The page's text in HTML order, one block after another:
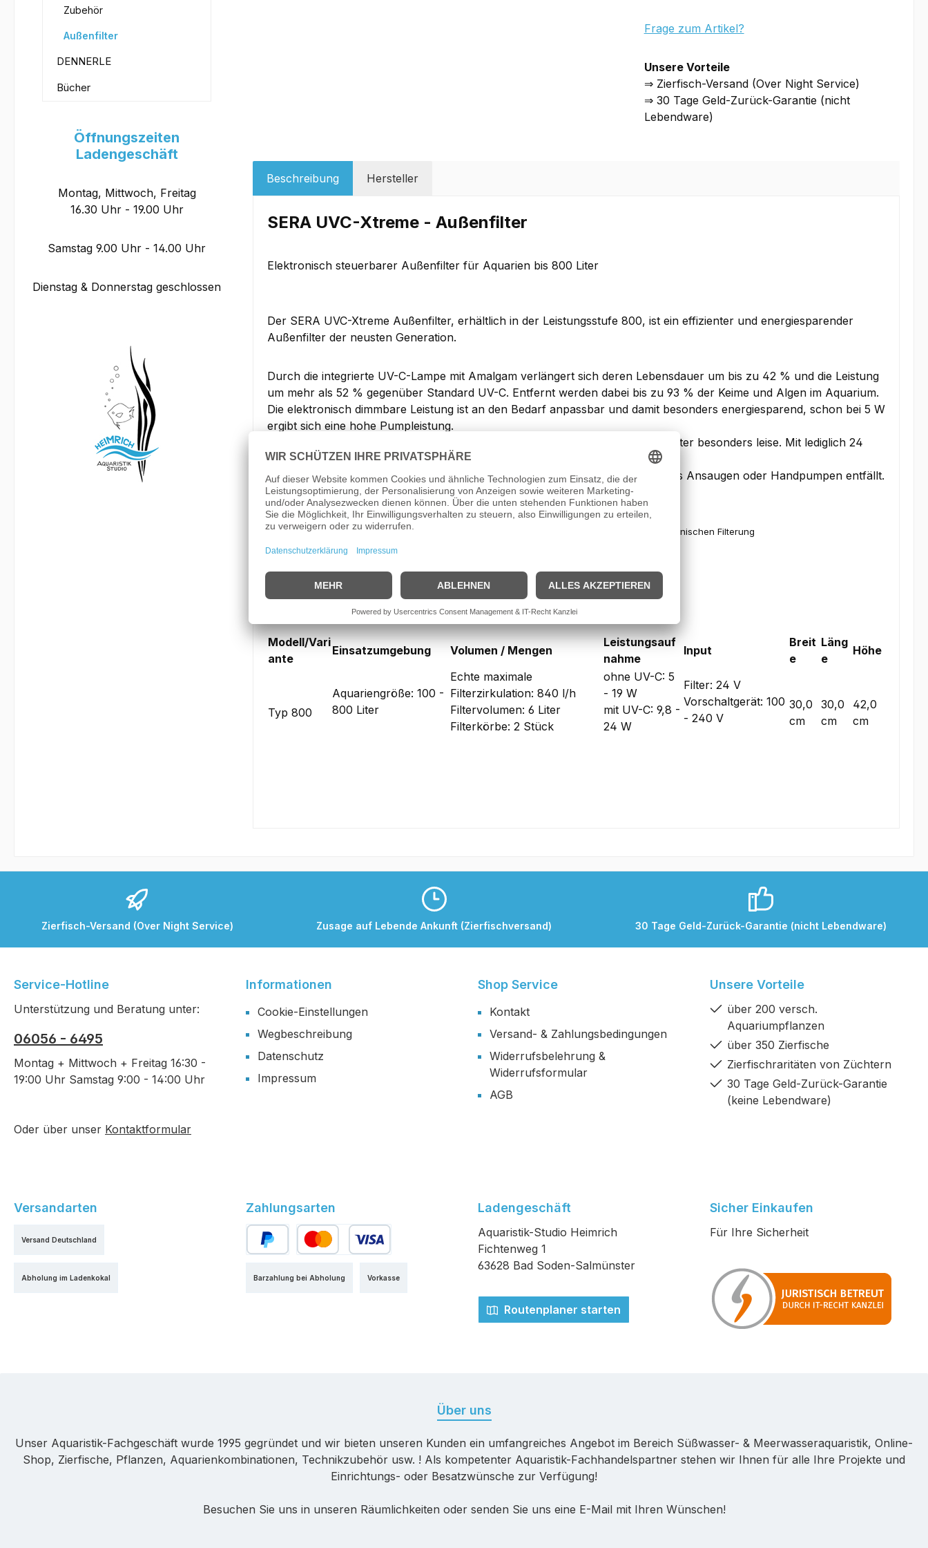
Zubehör
Außenfilter
DENNERLE
Bücher
Öffnungszeiten
Ladengeschäft
Montag, Mittwoch, Freitag
16.30 Uhr - 19.00 Uhr
Samstag 9.00 Uhr - 14.00 Uhr
Dienstag & Donnerstag geschlossen
Frage zum Artikel?
Unsere Vorteile
⇒ Zierfisch-Versand (Over Night Service)
⇒ 30 Tage Geld-Zurück-Garantie (nicht
Lebendware)
Beschreibung Hersteller
SERA UVC-Xtreme - Außenfilter
Elektronisch steuerbarer Außenfilter für Aquarien bis 800 Liter
Der SERA UVC-Xtreme Außenfilter, erhältlich in der Leistungsstufe 800, ist ein effizienter und energiesparender
Außenfilter der neusten Generation.
Durch die integrierte UV-C-Lampe mit Amalgam verlängert sich deren Lebensdauer um bis zu 42 % und die Leistung
um mehr als 52 % gegenüber Standard UV-C. Entfernt werden dabei bis zu 93 % der Keime und Algen im Aquarium.
Die elektronisch dimmbare Leistung ist an den Bedarf anpassbar und damit besonders energiesparend, schon bei 5 W
ergibt sich eine hohe Pumpleistung.
Durch eine permanente Entlüftung und Strömungsoptimierung ist der Außenfilter besonders leise. Mit lediglich 24
Volt Gleichstromversorgung ist er darüber hinaus auch besonders sicher.
Die automatische Ansaugpumpe entlüftet den Filter auf Knopfdruck. Manuelles Ansaugen oder Handpumpen entfällt.
Inklusive gratis: hochwertige Produkte aus der sera Professional-Linie:
Die Hochleistungsfiltermedien sera siporax und sera crystal clear zur biologischen bzw. mechanischen Filterung
Modell/Vari
ante
Einsatzumgebung Volumen / Mengen
Leistungsauf
nahme
Input
Breit
e
Läng
e
Höhe
Typ 800
Aquariengröße: 100 -
800 Liter
Echte maximale
Filterzirkulation: 840 l/h
Filtervolumen: 6 Liter
Filterkörbe: 2 Stück
ohne UV-C: 5
- 19 W
mit UV-C: 9,8 -
24 W
Filter: 24 V
Vorschaltgerät: 100
- 240 V
30,0
cm
30,0
cm
42,0
cm
Zierfisch-Versand (Over Night Service) Zusage auf Lebende Ankunft (Zierfischversand) 30 Tage Geld-Zurück-Garantie (nicht Lebendware)
Service-Hotline
Unterstützung und Beratung unter:
06056 - 6495
Montag + Mittwoch + Freitag 16:30 -
19:00 Uhr Samstag 9:00 - 14:00 Uhr
Oder über unser Kontaktformular
Informationen
Cookie-Einstellungen
Wegbeschreibung
Datenschutz
Impressum
Shop Service
Kontakt
Versand- & Zahlungsbedingungen
Widerrufsbelehrung &
Widerrufsformular
AGB
Unsere Vorteile
über 200 versch.
Aquariumpflanzen
über 350 Zierfische
Zierfischraritäten von Züchtern
30 Tage Geld-Zurück-Garantie
(keine Lebendware)
Versandarten
Versand Deutschland
Abholung im Ladenkokal
Zahlungsarten
Vorkasse
Barzahlung bei Abholung
Ladengeschäft
Aquaristik-Studio Heimrich
Fichtenweg 1
63628 Bad Soden-Salmünster
Routenplaner starten
Sicher Einkaufen
Für Ihre Sicherheit
Über uns
Unser Aquaristik-Fachgeschäft wurde 1995 gegründet und wir bieten unseren Kunden ein umfangreiches Angebot im Bereich Süßwasser- & Meerwasseraquaristik, Online-
Shop, Zierfische, Pflanzen, Aquarienkombinationen, Technikzubehör usw. ! Als kompetenter Aquaristik-Fachhandelspartner stehen wir Ihnen für alle Ihre Projekte und
Einrichtungs- oder Besatzwünsche zur Verfügung!
Besuchen Sie uns in unseren Räumlichkeiten oder senden Sie uns eine E-Mail mit Ihren Wünschen!